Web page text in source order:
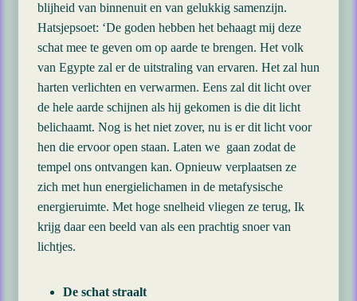
blijheid van binnenuit en van gelukkig samenzijn.
Hatsjepsoet: ‘De goden hebben het behaagt mij deze
schat mee te geven om op aarde te brengen. Het volk
van Egypte zal er de uitstraling van ervaren. Het zal hun
harten verlichten en verwarmen. Eens zal dit licht over
de hele aarde schijnen als hij gekomen is die dit licht
belichaamt. Nog is het niet zover, nu is er dit licht voor
hen die ervoor open staan. Laten we gaan zodat de
tempel ons ontvangen kan. Opnieuw verplaatsen ze
zich met hun energielichamen in de metafysische
energieruimte. Met hoge snelheid vliegen ze terug, Ik
krijg daar een beeld van als een prachtig snoer van
lichtjes.
De schat straalt